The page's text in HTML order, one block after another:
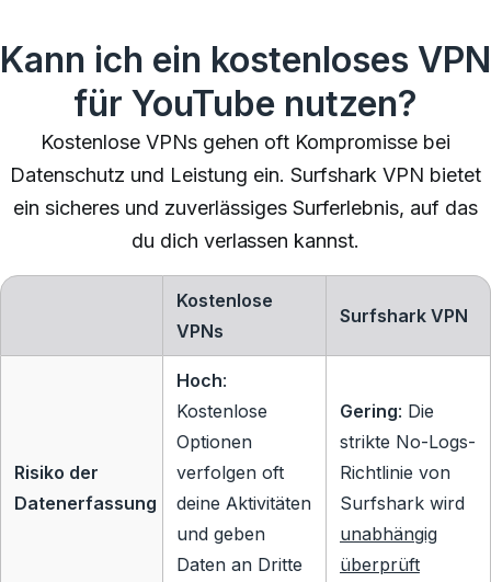
Kann ich ein kostenloses VPN
für YouTube nutzen?
Kostenlose VPNs gehen oft Kompromisse bei
Datenschutz und Leistung ein. Surfshark VPN bietet
ein sicheres und zuverlässiges Surferlebnis, auf das
du dich verlassen kannst.
Kostenlose
VPNs
Surfshark VPN
Risiko der
Datenerfassung
Hoch:
Kostenlose
Optionen
verfolgen oft
deine Aktivitäten
und geben
Daten an Dritte
Gering: Die
strikte No-Logs-
Richtlinie von
Surfshark wird
unabhängig
überprüft